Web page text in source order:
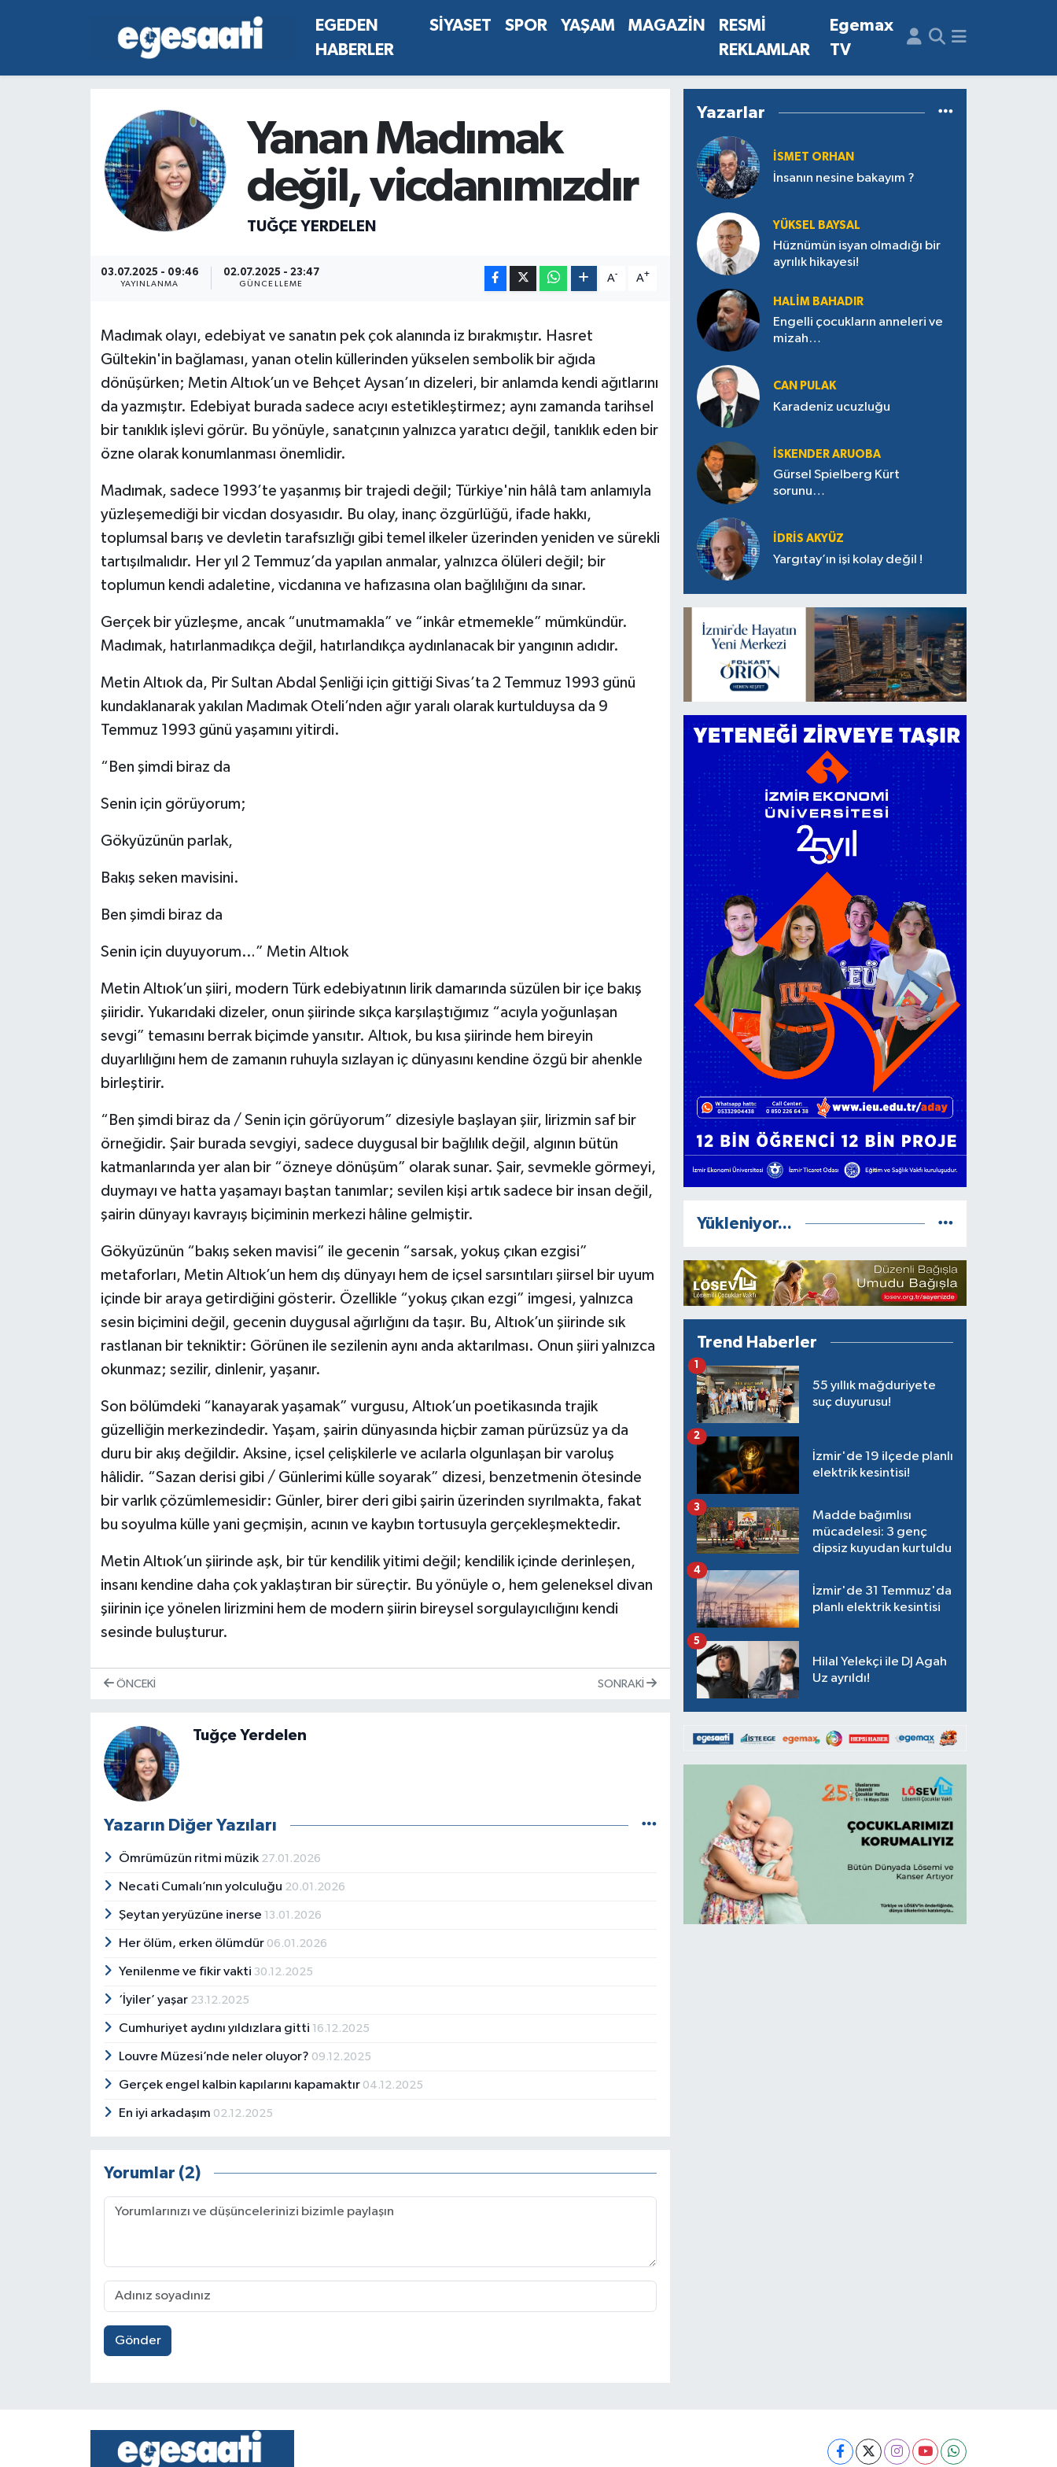
EGEDEN
HABERLER
SİYASET SPOR YAŞAM MAGAZİN
RESMİ
REKLAMLAR
Egemax
TV
Yanan Madımak
değil, vicdanımızdır
TUĞÇE YERDELEN
03.07.2025 - 09:46
YAYINLANMA
02.07.2025 - 23:47
GÜNCELLEME
A- A+
Madımak olayı, edebiyat ve sanatın pek çok alanında iz bırakmıştır. Hasret
Gültekin'in bağlaması, yanan otelin küllerinden yükselen sembolik bir ağıda
dönüşürken; Metin Altıok’un ve Behçet Aysan’ın dizeleri, bir anlamda kendi ağıtlarını
da yazmıştır. Edebiyat burada sadece acıyı estetikleştirmez; aynı zamanda tarihsel
bir tanıklık işlevi görür. Bu yönüyle, sanatçının yalnızca yaratıcı değil, tanıklık eden bir
özne olarak konumlanması önemlidir.
Madımak, sadece 1993’te yaşanmış bir trajedi değil; Türkiye'nin hâlâ tam anlamıyla
yüzleşemediği bir vicdan dosyasıdır. Bu olay, inanç özgürlüğü, ifade hakkı,
toplumsal barış ve devletin tarafsızlığı gibi temel ilkeler üzerinden yeniden ve sürekli
tartışılmalıdır. Her yıl 2 Temmuz’da yapılan anmalar, yalnızca ölüleri değil; bir
toplumun kendi adaletine, vicdanına ve hafızasına olan bağlılığını da sınar.
Gerçek bir yüzleşme, ancak “unutmamakla” ve “inkâr etmemekle” mümkündür.
Madımak, hatırlanmadıkça değil, hatırlandıkça aydınlanacak bir yangının adıdır.
Metin Altıok da, Pir Sultan Abdal Şenliği için gittiği Sivas’ta 2 Temmuz 1993 günü
kundaklanarak yakılan Madımak Oteli’nden ağır yaralı olarak kurtulduysa da 9
Temmuz 1993 günü yaşamını yitirdi.
“Ben şimdi biraz da
Senin için görüyorum;
Gökyüzünün parlak,
Bakış seken mavisini.
Ben şimdi biraz da
Senin için duyuyorum…” Metin Altıok
Metin Altıok’un şiiri, modern Türk edebiyatının lirik damarında süzülen bir içe bakış
şiiridir. Yukarıdaki dizeler, onun şiirinde sıkça karşılaştığımız “acıyla yoğunlaşan
sevgi” temasını berrak biçimde yansıtır. Altıok, bu kısa şiirinde hem bireyin
duyarlılığını hem de zamanın ruhuyla sızlayan iç dünyasını kendine özgü bir ahenkle
birleştirir.
“Ben şimdi biraz da / Senin için görüyorum” dizesiyle başlayan şiir, lirizmin saf bir
örneğidir. Şair burada sevgiyi, sadece duygusal bir bağlılık değil, algının bütün
katmanlarında yer alan bir “özneye dönüşüm” olarak sunar. Şair, sevmekle görmeyi,
duymayı ve hatta yaşamayı baştan tanımlar; sevilen kişi artık sadece bir insan değil,
şairin dünyayı kavrayış biçiminin merkezi hâline gelmiştir.
Gökyüzünün “bakış seken mavisi” ile gecenin “sarsak, yokuş çıkan ezgisi”
metaforları, Metin Altıok’un hem dış dünyayı hem de içsel sarsıntıları şiirsel bir uyum
içinde bir araya getirdiğini gösterir. Özellikle “yokuş çıkan ezgi” imgesi, yalnızca
sesin biçimini değil, gecenin duygusal ağırlığını da taşır. Bu, Altıok’un şiirinde sık
rastlanan bir tekniktir: Görünen ile sezilenin aynı anda aktarılması. Onun şiiri yalnızca
okunmaz; sezilir, dinlenir, yaşanır.
Son bölümdeki “kanayarak yaşamak” vurgusu, Altıok’un poetikasında trajik
güzelliğin merkezindedir. Yaşam, şairin dünyasında hiçbir zaman pürüzsüz ya da
duru bir akış değildir. Aksine, içsel çelişkilerle ve acılarla olgunlaşan bir varoluş
hâlidir. “Sazan derisi gibi / Günlerimi külle soyarak” dizesi, benzetmenin ötesinde
bir varlık çözümlemesidir: Günler, birer deri gibi şairin üzerinden sıyrılmakta, fakat
bu soyulma külle yani geçmişin, acının ve kaybın tortusuyla gerçekleşmektedir.
Metin Altıok’un şiirinde aşk, bir tür kendilik yitimi değil; kendilik içinde derinleşen,
insanı kendine daha çok yaklaştıran bir süreçtir. Bu yönüyle o, hem geleneksel divan
şiirinin içe yönelen lirizmini hem de modern şiirin bireysel sorgulayıcılığını kendi
sesinde buluşturur.
ÖNCEKI SONRAKI
Tuğçe Yerdelen
Yazarın Diğer Yazıları
Ömrümüzün ritmi müzik 27.01.2026
Necati Cumalı’nın yolculuğu 20.01.2026
Şeytan yeryüzüne inerse 13.01.2026
Her ölüm, erken ölümdür 06.01.2026
Yenilenme ve fikir vakti 30.12.2025
‘İyiler’ yaşar 23.12.2025
Cumhuriyet aydını yıldızlara gitti 16.12.2025
Louvre Müzesi’nde neler oluyor? 09.12.2025
Gerçek engel kalbin kapılarını kapamaktır 04.12.2025
En iyi arkadaşım 02.12.2025
Yorumlar (2)
Gönder
Yazarlar
İSMET ORHAN
İnsanın nesine bakayım ?
YÜKSEL BAYSAL
Hüznümün isyan olmadığı bir
ayrılık hikayesi!
HALIM BAHADIR
Engelli çocukların anneleri ve
mizah…
CAN PULAK
Karadeniz ucuzluğu
İSKENDER ARUOBA
Gürsel Spielberg Kürt
sorunu…
İDRIS AKYÜZ
Yargıtay’ın işi kolay değil !
Yükleniyor...
Trend Haberler
55 yıllık mağduriyete
suç duyurusu!
1
İzmir'de 19 ilçede planlı
elektrik kesintisi!
2
Madde bağımlısı
mücadelesi: 3 genç
dipsiz kuyudan kurtuldu
3
İzmir'de 31 Temmuz'da
planlı elektrik kesintisi
4
Hilal Yelekçi ile DJ Agah
Uz ayrıldı!
5
MAGAZİN
RESMİ REKLAMLAR
EGEDEN HABERLER
Süper Lig Puan Durumu ve Fikstür
Tüm Manşetler
Son Dakika Haberleri